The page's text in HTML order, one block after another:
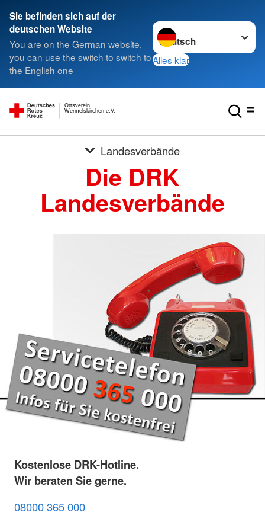
Sie befinden sich auf der
deutschen Website
You are on the German website,
you can use the switch to switch to
the English one
Sprache wechseln zu
Alles klar
Wermelskirchen e.V.
Ortsverein
Landesverbände
Die DRK
Landesverbände
Kostenlose DRK-Hotline.
Wir beraten Sie gerne.
08000 365 000